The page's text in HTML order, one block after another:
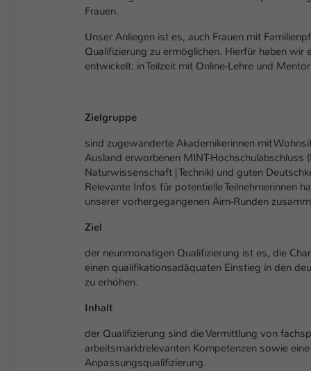
Frauen.
Unser Anliegen ist es, auch Frauen mit
Qualifizierung zu ermöglichen. Hierfür haben wir
entwickelt: in Teilzeit mit Online-Lehre und
Zielgruppe
sind zugewanderte Akademikerinnen mit
Ausland erworbenen MINT-Hochschulabschluss
Naturwissenschaft | Technik) und guten
Relevante Infos für potentielle Teilnehmerinnen
unserer vorhergegangenen Aim-Runden
Ziel
der neunmonatigen Qualifizierung ist es, die
einen qualifikationsadäquaten Einstieg in den
zu erhöhen.
Inhalt
der Qualifizierung sind die Vermittlung von
arbeitsmarktrelevanten Kompetenzen sowie
Anpassungsqualifizierung.